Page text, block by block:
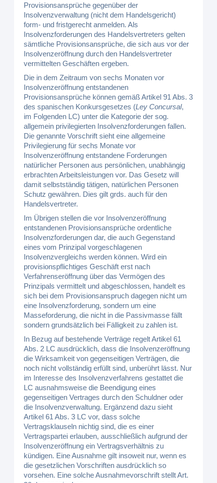
Provisionsansprüche gegenüber der
Insolvenzverwaltung (nicht dem Handelsgericht)
form- und fristgerecht anmelden. Als
Insolvenzforderungen des Handelsvertreters gelten
sämtliche Provisionsansprüche, die sich aus vor der
Insolvenzeröffnung durch den Handelsvertreter
vermittelten Geschäften ergeben.
Die in dem Zeitraum von sechs Monaten vor
Insolvenzeröffnung entstandenen
Provisionsansprüche können gemäß Artikel 91 Abs. 3
des spanischen Konkursgesetzes (Ley Concursal,
im Folgenden LC) unter die Kategorie der sog.
allgemein privilegierten Insolvenzforderungen fallen.
Die genannte Vorschrift sieht eine allgemeine
Privilegierung für sechs Monate vor
Insolvenzeröffnung entstandene Forderungen
natürlicher Personen aus persönlichen, unabhängig
erbrachten Arbeitsleistungen vor. Das Gesetz will
damit selbstständig tätigen, natürlichen Personen
Schutz gewähren. Dies gilt grds. auch für den
Handelsvertreter.
Im Übrigen stellen die vor Insolvenzeröffnung
entstandenen Provisionsansprüche ordentliche
Insolvenzforderungen dar, die auch Gegenstand
eines vom Prinzipal vorgeschlagenen
Insolvenzvergleichs werden können. Wird ein
provisionspflichtiges Geschäft erst nach
Verfahrenseröffnung über das Vermögen des
Prinzipals vermittelt und abgeschlossen, handelt es
sich bei dem Provisionsanspruch dagegen nicht um
eine Insolvenzforderung, sondern um eine
Masseforderung, die nicht in die Passivmasse fällt
sondern grundsätzlich bei Fälligkeit zu zahlen ist.
In Bezug auf bestehende Verträge regelt Artikel 61
Abs. 2 LC ausdrücklich, dass die Insolvenzeröffnung
die Wirksamkeit von gegenseitigen Verträgen, die
noch nicht vollständig erfüllt sind, unberührt lässt. Nur
im Interesse des Insolvenzverfahrens gestattet die
LC ausnahmsweise die Beendigung eines
gegenseitigen Vertrages durch den Schuldner oder
die Insolvenzverwaltung. Ergänzend dazu sieht
Artikel 61 Abs. 3 LC vor, dass solche
Vertragsklauseln nichtig sind, die es einer
Vertragspartei erlauben, ausschließlich aufgrund der
Insolvenzeröffnung ein Vertragsverhältnis zu
kündigen. Eine Ausnahme gilt insoweit nur, wenn es
die gesetzlichen Vorschriften ausdrücklich so
vorsehen. Eine solche Ausnahmevorschrift stellt Art.